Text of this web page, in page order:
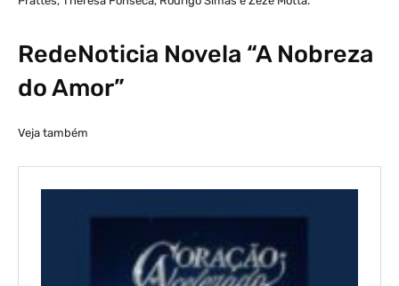
RedeNoticia Novela “A Nobreza
do Amor”
Veja também